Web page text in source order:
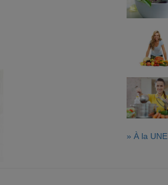
» À la UNE